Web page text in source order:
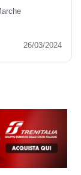
26/03/2024